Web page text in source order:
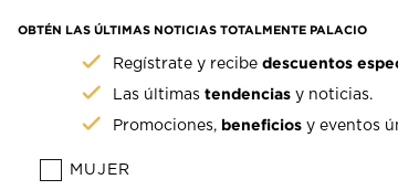
OBTÉN LAS ÚLTIMAS NOTICIAS TOTALMENTE PALACIO
Regístrate y recibedescuentos
Las últimastendencias y noticias.
Promociones, beneficios y eventos
MUJER